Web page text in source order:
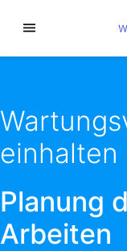
einhalten
Planung
Arbeiten